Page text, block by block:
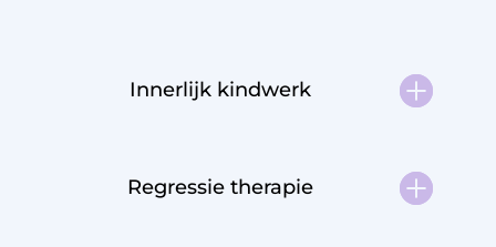
Innerlijk kindwerk
Regressie therapie